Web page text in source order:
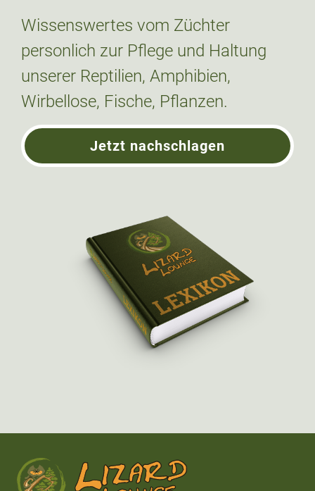
Wissenswertes vom Züchter
personlich zur Pflege und Haltung
unserer Reptilien, Amphibien,
Wirbellose, Fische, Pflanzen.
Jetzt nachschlagen